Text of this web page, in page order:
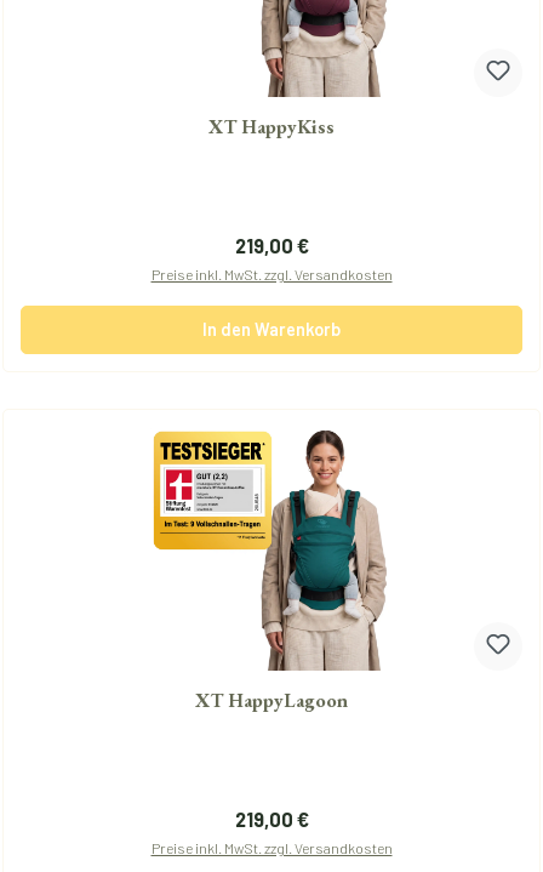
XT HappyKiss
Regulärer Preis:
219,00 €
Preise inkl. MwSt. zzgl. Versandkosten
In den Warenkorb
XT HappyLagoon
Regulärer Preis:
219,00 €
Preise inkl. MwSt. zzgl. Versandkosten